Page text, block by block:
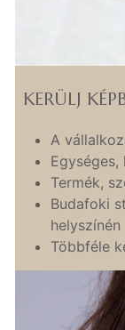
KERÜLJ
A
Termék,
Budafoki
helyszínén
Többféle